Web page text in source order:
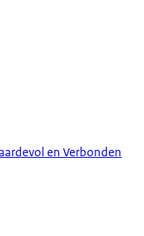
en Verbonden